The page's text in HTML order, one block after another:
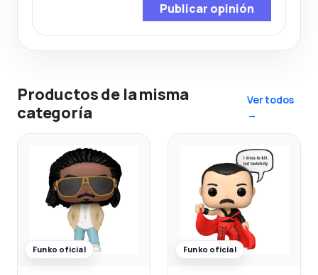
Publicar opinión
Productos de la misma
categoría
Ver todos
→
Funko oficial Funko oficial